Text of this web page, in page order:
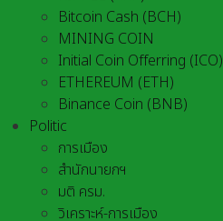
Bitcoin Cash (BCH)
MINING COIN
Initial Coin Offerring (ICO)
ETHEREUM (ETH)
Binance Coin (BNB)
Politic
การเมือง
สำนักนายกฯ
มติ ครม.
วิเคราะห์-การเมือง